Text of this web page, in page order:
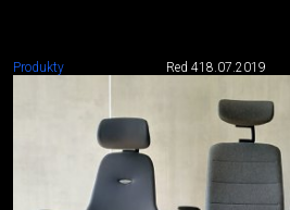
Produkty Red 418.07.2019